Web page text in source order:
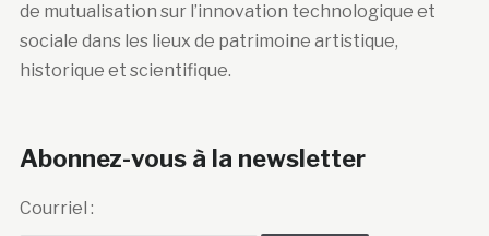
de mutualisation sur l’innovation technologique et
sociale dans les lieux de patrimoine artistique,
historique et scientifique.
Abonnez-vous à la newsletter
Courriel :